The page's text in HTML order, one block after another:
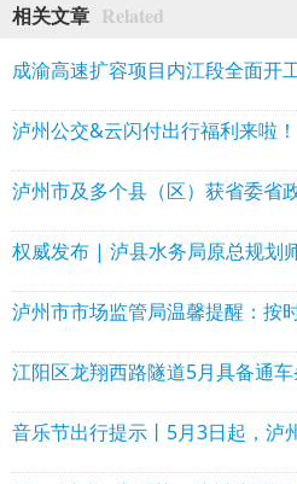
相关文章 Related
成渝高速扩容项目内江段全面开
泸州公交&云闪付出行福利来啦！
泸州市及多个县（区）获省委省
江阳区龙翔西路隧道5月具备通